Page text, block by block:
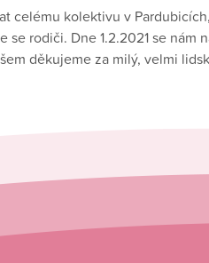
kolektivu v
rodiči. Dne 1.2.2021 se
děkujeme za milý, velmi